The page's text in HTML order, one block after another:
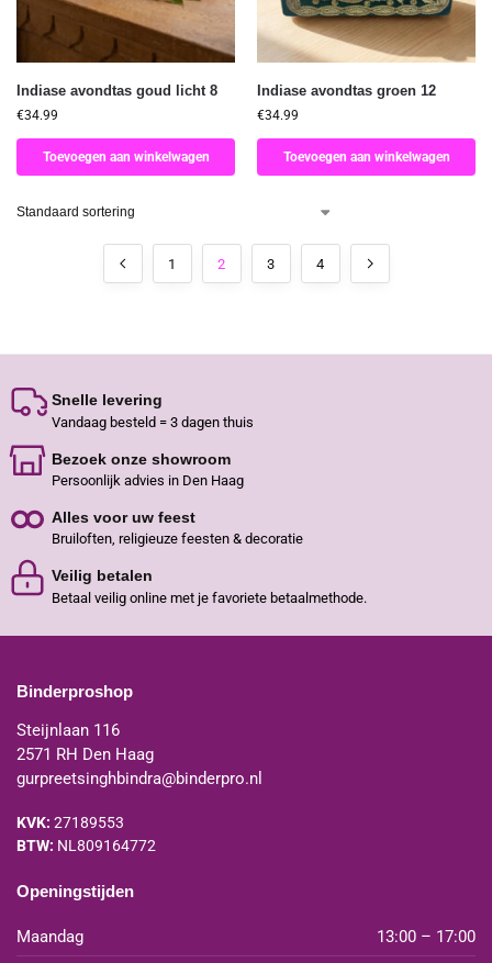
Indiase avondtas goud licht 8
€34.99
Toevoegen aan winkelwagen
Indiase avondtas groen 12
€34.99
Toevoegen aan winkelwagen
1 2 3 4
Snelle levering
Vandaag besteld = 3 dagen thuis
Bezoek onze showroom
Persoonlijk advies in Den Haag
Alles voor uw feest
Bruiloften, religieuze feesten & decoratie
Veilig betalen
Betaal veilig online met je favoriete betaalmethode.
Binderproshop
Steijnlaan 116
2571 RH Den Haag
gurpreetsinghbindra@binderpro.nl
KVK: 27189553
BTW: NL809164772
Openingstijden
Maandag
13:00 – 17:00